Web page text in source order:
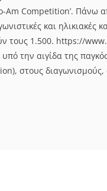
Am Competition’. Πάνω
και ηλικιακές
τους 1.500. https://
υπό την αιγίδα της
στους διαγωνισμούς,